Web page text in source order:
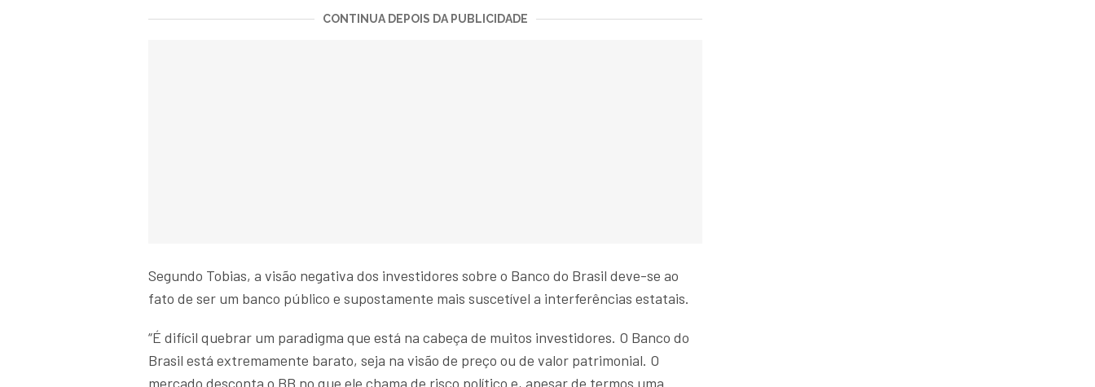
CONTINUA DEPOIS DA PUBLICIDADE
Segundo Tobias, a visão negativa dos investidores sobre o Banco do Brasil deve-se ao
fato de ser um banco público e supostamente mais suscetível a interferências estatais.
“É difícil quebrar um paradigma que está na cabeça de muitos investidores. O Banco do
Brasil está extremamente barato, seja na visão de preço ou de valor patrimonial. O
mercado desconta o BB no que ele chama de risco político e, apesar de termos uma